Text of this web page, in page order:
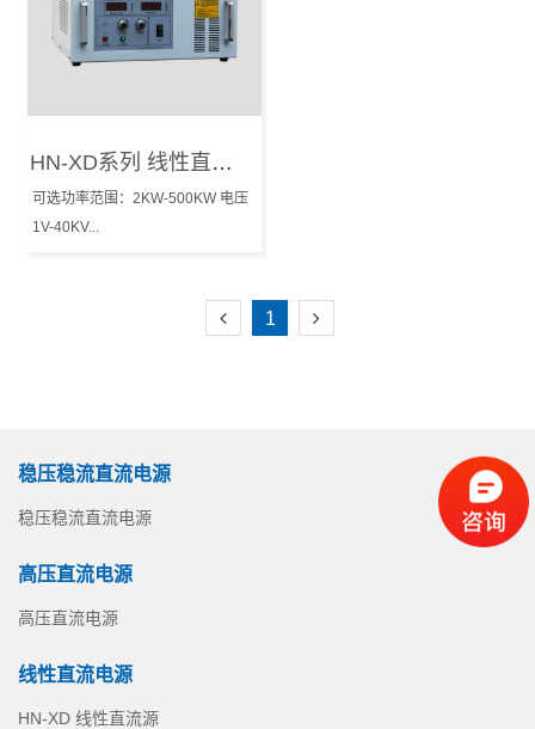
HN-XD系列 线性直流电源
可选功率范围：2KW-500KW 电压
1V-40KV...
1
稳压稳流直流电源
稳压稳流直流电源
高压直流电源
高压直流电源
线性直流电源
HN-XD 线性直流源